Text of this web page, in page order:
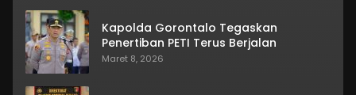
Kapolda Gorontalo Tegaskan
Penertiban PETI Terus Berjalan
Maret 8, 2026